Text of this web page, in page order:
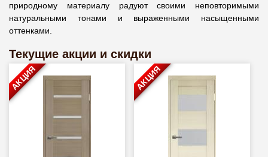
природному материалу радуют своими неповторимыми
натуральными тонами и выраженными насыщенными
оттенками.
Текущие акции и скидки
АКЦИЯ АКЦИЯ